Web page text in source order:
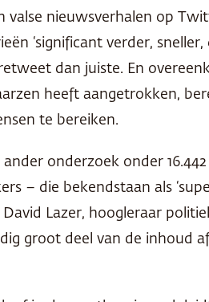
nieuwsverhalen op
‘significant verder, sneller,
dan juiste. En
heeft aangetrokken,
te bereiken.
onderzoek onder
– die bekendstaan als
Lazer, hoogleraar
groot deel van de inhoud